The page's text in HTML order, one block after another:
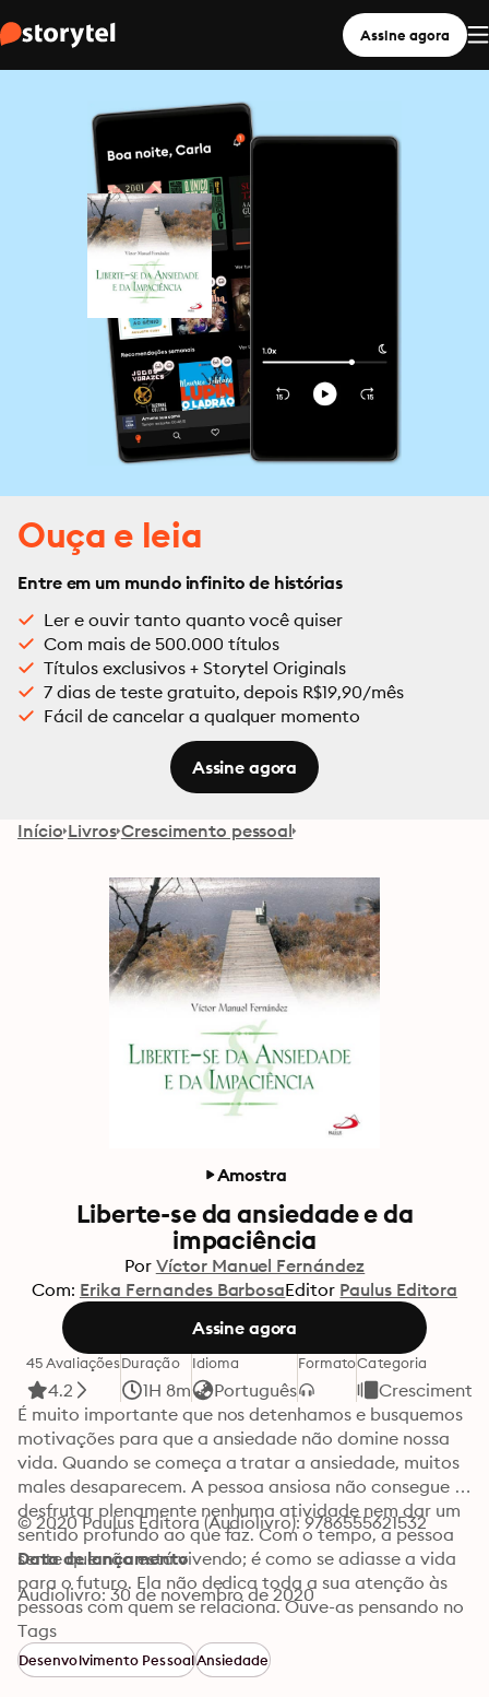
Assine agora
Ouça e leia
Entre em um mundo infinito de histórias
Ler e ouvir tanto quanto você quiser
Com mais de 500.000 títulos
Títulos exclusivos + Storytel Originals
7 dias de teste gratuito, depois R$19,90/mês
Fácil de cancelar a qualquer momento
Assine agora
Início Livros Crescimento pessoal
Amostra
Liberte-se da ansiedade e da
impaciência
Por Víctor Manuel Fernández
Com: Erika Fernandes BarbosaEditor Paulus Editora
Assine agora
45 Avaliações
4.2
Duração
1H 8m
Idioma
Português
FormatoCategoria
Crescimento
É muito importante que nos detenhamos e busquemos
motivações para que a ansiedade não domine nossa
vida. Quando se começa a tratar a ansiedade, muitos
males desaparecem. A pessoa ansiosa não consegue
desfrutar plenamente nenhuma atividade nem dar um
sentido profundo ao que faz. Com o tempo, a pessoa
sente que não está vivendo; é como se adiasse a vida
para o futuro. Ela não dedica toda a sua atenção às
pessoas com quem se relaciona. Ouve-as pensando no
que deverá responder e no que terá de fazer em
seguida. Assim, com o tempo, as relações com os
outros ficam prejudicadas e no fim resta apenas uma
© 2020 Paulus Editora (Audiolivro): 9786555621532
Data de lançamento
Audiolivro: 30 de novembro de 2020
Tags
Desenvolvimento PessoalAnsiedade